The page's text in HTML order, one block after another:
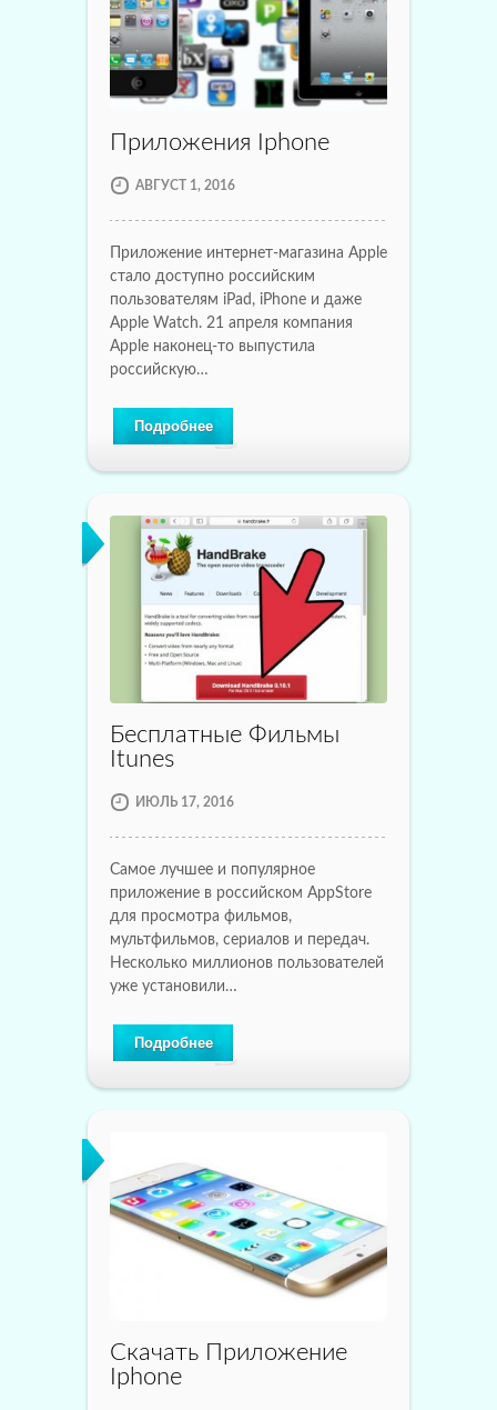
Приложения Iphone
АВГУСТ 1, 2016
Приложение интернет-магазина Apple
стало доступно российским
пользователям iPad, iPhone и даже
Apple Watch. 21 апреля компания
Apple наконец-то выпустила
российскую…
Подробнее
Бесплатные Фильмы
Itunes
ИЮЛЬ 17, 2016
Самое лучшее и популярное
приложение в российском AppStore
для просмотра фильмов,
мультфильмов, сериалов и передач.
Несколько миллионов пользователей
уже установили…
Подробнее
Скачать Приложение
Iphone